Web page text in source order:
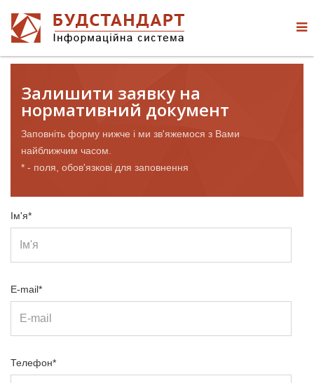
Залишити заявку на
нормативний документ
Заповніть форму нижче і ми зв'яжемося з Вами
найближчим часом.
* - поля, обов'язкові для заповнення
Ім'я*
E-mail*
Телефон*